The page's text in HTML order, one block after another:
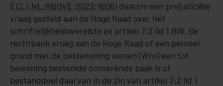
ECLI:NL:RBOVE:2023:1606) daarom een prejudiciële
vraag gesteld aan de Hoge Raad over het
schriftelijkheidsvereiste ex artikel 7:2 lid 1 BW. De
rechtbank vroeg aan de Hoge Raad of een perceel
grond met de bestemming wonen (Wro) een tot
bewoning bestemde onroerende zaak is of
bestanddeel daarvan in de zin van artikel 7:2 lid 1